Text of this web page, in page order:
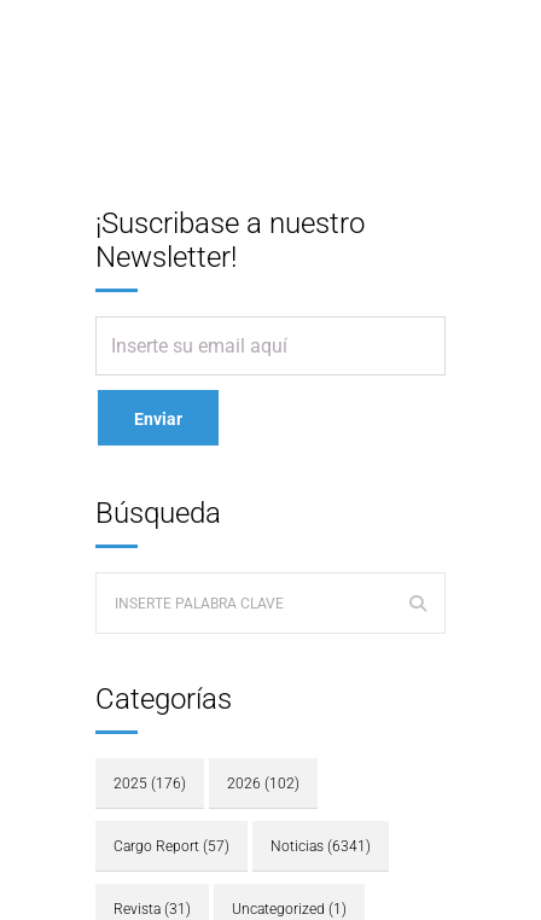
¡Suscribase a nuestro
Newsletter!
Búsqueda
Categorías
2025 (176) 2026 (102)
Cargo Report (57) Noticias (6341)
Revista (31) Uncategorized (1)